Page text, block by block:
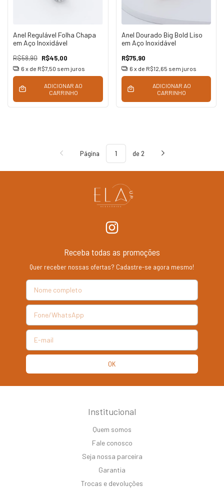
Anel Regulável Folha Chapa
em Aço Inoxidável
R$58,90 R$45,00
6 x de R$7,50 sem juros
ADICIONAR AO
CARRINHO
Anel Dourado Big Bold Liso
em Aço Inoxidável
R$75,90
6 x de R$12,65 sem juros
ADICIONAR AO
CARRINHO
Página de 2
Receba todas as promoções
Quer receber nossas ofertas? Cadastre-se agora mesmo!
Institucional
Quem somos
Fale conosco
Seja nossa parceira
Garantia
Trocas e devoluções